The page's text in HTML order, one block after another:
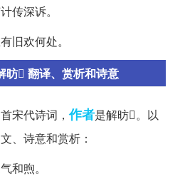
传深诉。
旧欢何处。
昉 翻译、赏析和诗意
宋代诗词，作者是解昉。以
、诗意和赏析：
和煦。